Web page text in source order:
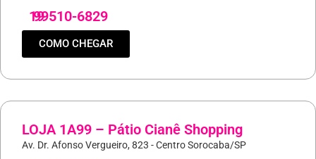
19
99510-6829
COMO CHEGAR
LOJA 1A99 – Pátio Cianê Shopping
Av. Dr. Afonso Vergueiro, 823 - Centro Sorocaba/SP